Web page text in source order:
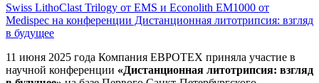
Swiss LithoClast Trilogy от EMS и Econolith ЕМ1000 от
Medispec на конференции Дистанционная литотрипсия: взгляд
в будущее
11 июня 2025 года Компания ЕВРОТЕХ приняла участие в
научной конференции «Дистанционная литотрипсия: взгляд